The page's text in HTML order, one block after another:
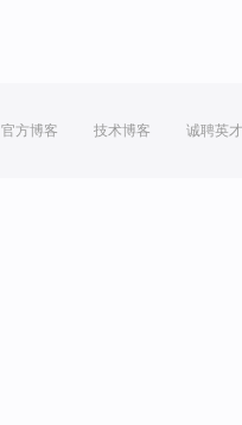
官方博客 技术博客 诚聘英才